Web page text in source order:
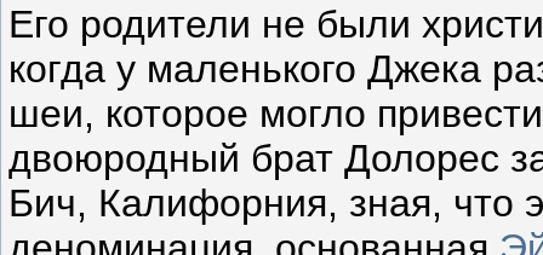
Его родители не были
когда у маленького Джека
шеи, которое могло
двоюродный брат Долорес
Бич, Калифорния, зная, что